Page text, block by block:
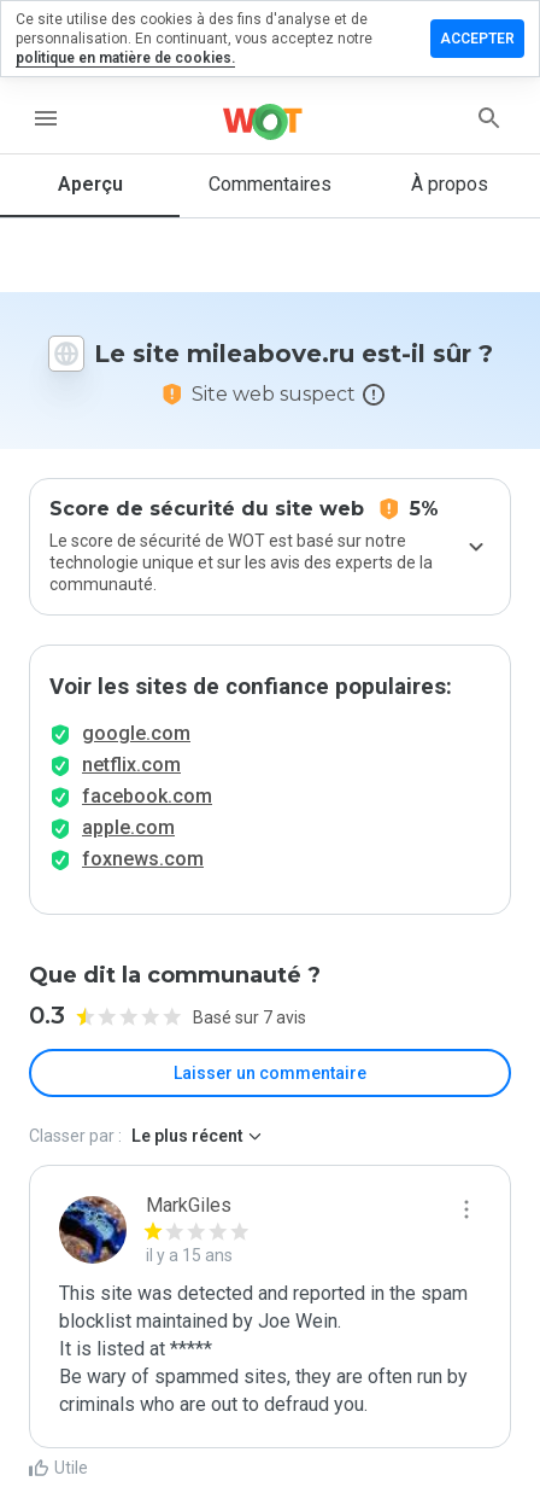
menu
Aperçu Commentaires À propos
Le site mileabove.ru est-il sûr ?
Site web suspect
Score de sécurité du site web 5%
Le score de sécurité de WOT est basé sur notre
technologie unique et sur les avis des experts de la
communauté.
Voir les sites de confiance populaires:
google.com
netflix.com
facebook.com
apple.com
foxnews.com
Que dit la communauté ?
0.3 Basé sur 7 avis
Laisser un commentaire
un
1 et 5
vous à ce
site ?
Classer par : Le plus récent
MarkGiles
il y a 15 ans
This site was detected and reported in the spam
blocklist maintained by Joe Wein.
It is listed at *****
Be wary of spammed sites, they are often run by
criminals who are out to defraud you.
Utile
Ce site utilise des cookies à des fins d'analyse et de
personnalisation. En continuant, vous acceptez notre
politique en matière de cookies.
ACCEPTER